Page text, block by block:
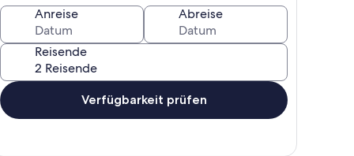
Anreise Abreise
Reisende
Verfügbarkeit prüfen